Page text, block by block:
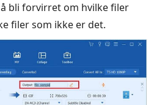
bli forvirret om hvilke filer
filer som ikke er det.